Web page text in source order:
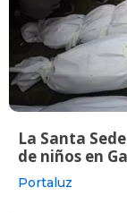
La Santa
de niños en
Portaluz